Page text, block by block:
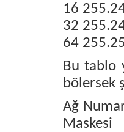
16
32
64
Bu tablo
bölersek
Ağ
Maskesi